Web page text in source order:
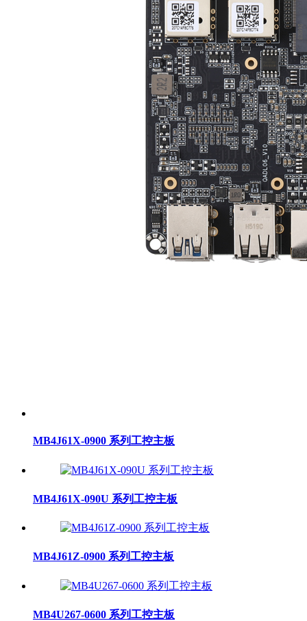
MB4J61X-0900 系列工控主板
MB4J61X-090U 系列工控主板
MB4J61Z-0900 系列工控主板
MB4U267-0600 系列工控主板